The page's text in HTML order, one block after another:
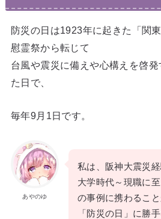
防災の日は1923年に起きた「関
慰霊祭から転じて
台風や震災に備えや心構えを啓
た日で、
毎年9月1日です。
あやのゆ
私は、阪神大震災経
大学時代～現職に
の事例に携わるこ
「防災の日」に勝